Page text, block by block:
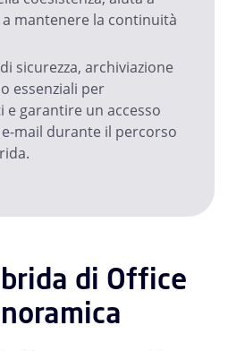
mantenere la continuità
sicurezza, archiviazione
essenziali per
e garantire un accesso
mail durante il percorso
di Office